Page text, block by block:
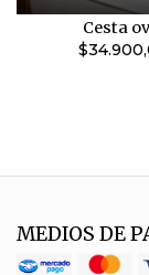
Cesta
MEDIOS DE